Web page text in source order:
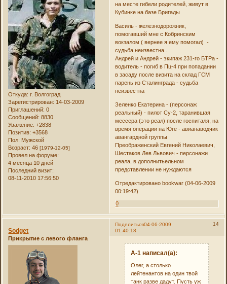
Откуда: г. Волгоград
Зарегистрирован: 14-03-2009
Приглашений: 0
Сообщений: 8830
Уважение: +2838
Позитив: +3568
Пол: Мужской
Возраст: 46[1979-12-05]
Провел на форуме:
4 месяца 10 дней
Последний визит:
08-11-2010 17:56:50
на месте гибели родителей, живут в
Кубинке на базе Бригады
Василь - железнодорожник,
помогавший мне с Кобринским
вокзалом ( вернее я ему помогал) -
судьба неизвестна...
Андрей и Андрей - экипаж 231-го БТРа -
водитель - погиб в Пц-4 при попадании
в засаду после визита на склад ГСМ
парень из Сталинграда - судьба
неизвестна
Зеленко Екатерина - (персонаж
реальный) - пилот Су-2, таранившая
мессера (это реал) после госпиталя, на
время операции на Юге - авианаводчик
авангардной группы
Преображенский Евгений Николаевич,
Шестаков Лев Львович - персонажи
реала, в дополнитьельном
представлении не нуждаются
Отредактировано bookwar (04-06-2009
00:19:42)
0
Поделиться 14
04-06-2009
01:40:18
Sodget
Прикрытие с левого фланга
А-1 написал(а):
Олег, а столько
лейтенантов на один твой
танк разве дадут. Пусть уж